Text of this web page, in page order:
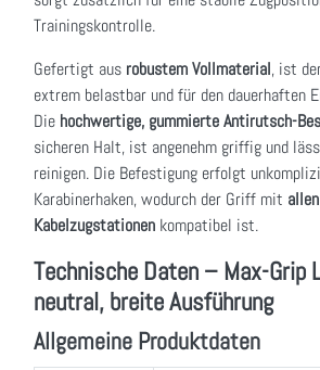
Trainingskontrolle.
Gefertigt aus robustem Vollmaterial, ist
extrem belastbar und für den dauerhaften
Die hochwertige, gummierte Antirutsch-
sicheren Halt, ist angenehm griffig und
reinigen. Die Befestigung erfolgt
Karabinerhaken, wodurch der Griff mit
Kabelzugstationen kompatibel ist.
Technische Daten – Max-Grip
neutral, breite Ausführung
Allgemeine Produktdaten